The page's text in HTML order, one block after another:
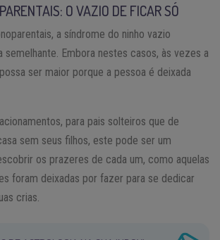
O VAZIO DE FICAR SÓ
a síndrome do ninho vazio
semelhante. Embora nestes casos, às vezes a
ser maior porque a pessoa é deixada
para pais solteiros que de
sem seus filhos, este pode ser um
os prazeres de cada um, como aquelas
foram deixadas por fazer para se dedicar
crias.